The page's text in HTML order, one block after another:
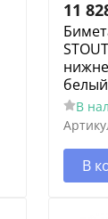
11
белый
В
В